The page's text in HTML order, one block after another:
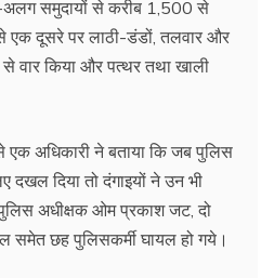
अलग समुदायों से करीब 1,500 से
दूसरे पर लाठी-डंडों, तलवार और
वार किया और पत्थर तथा खाली
एक अधिकारी ने बताया कि जब पुलिस
दिया तो दंगाइयों ने उन भी
अधीक्षक ओम प्रकाश जट, दो
समेत छह पुलिसकर्मी घायल हो गये।